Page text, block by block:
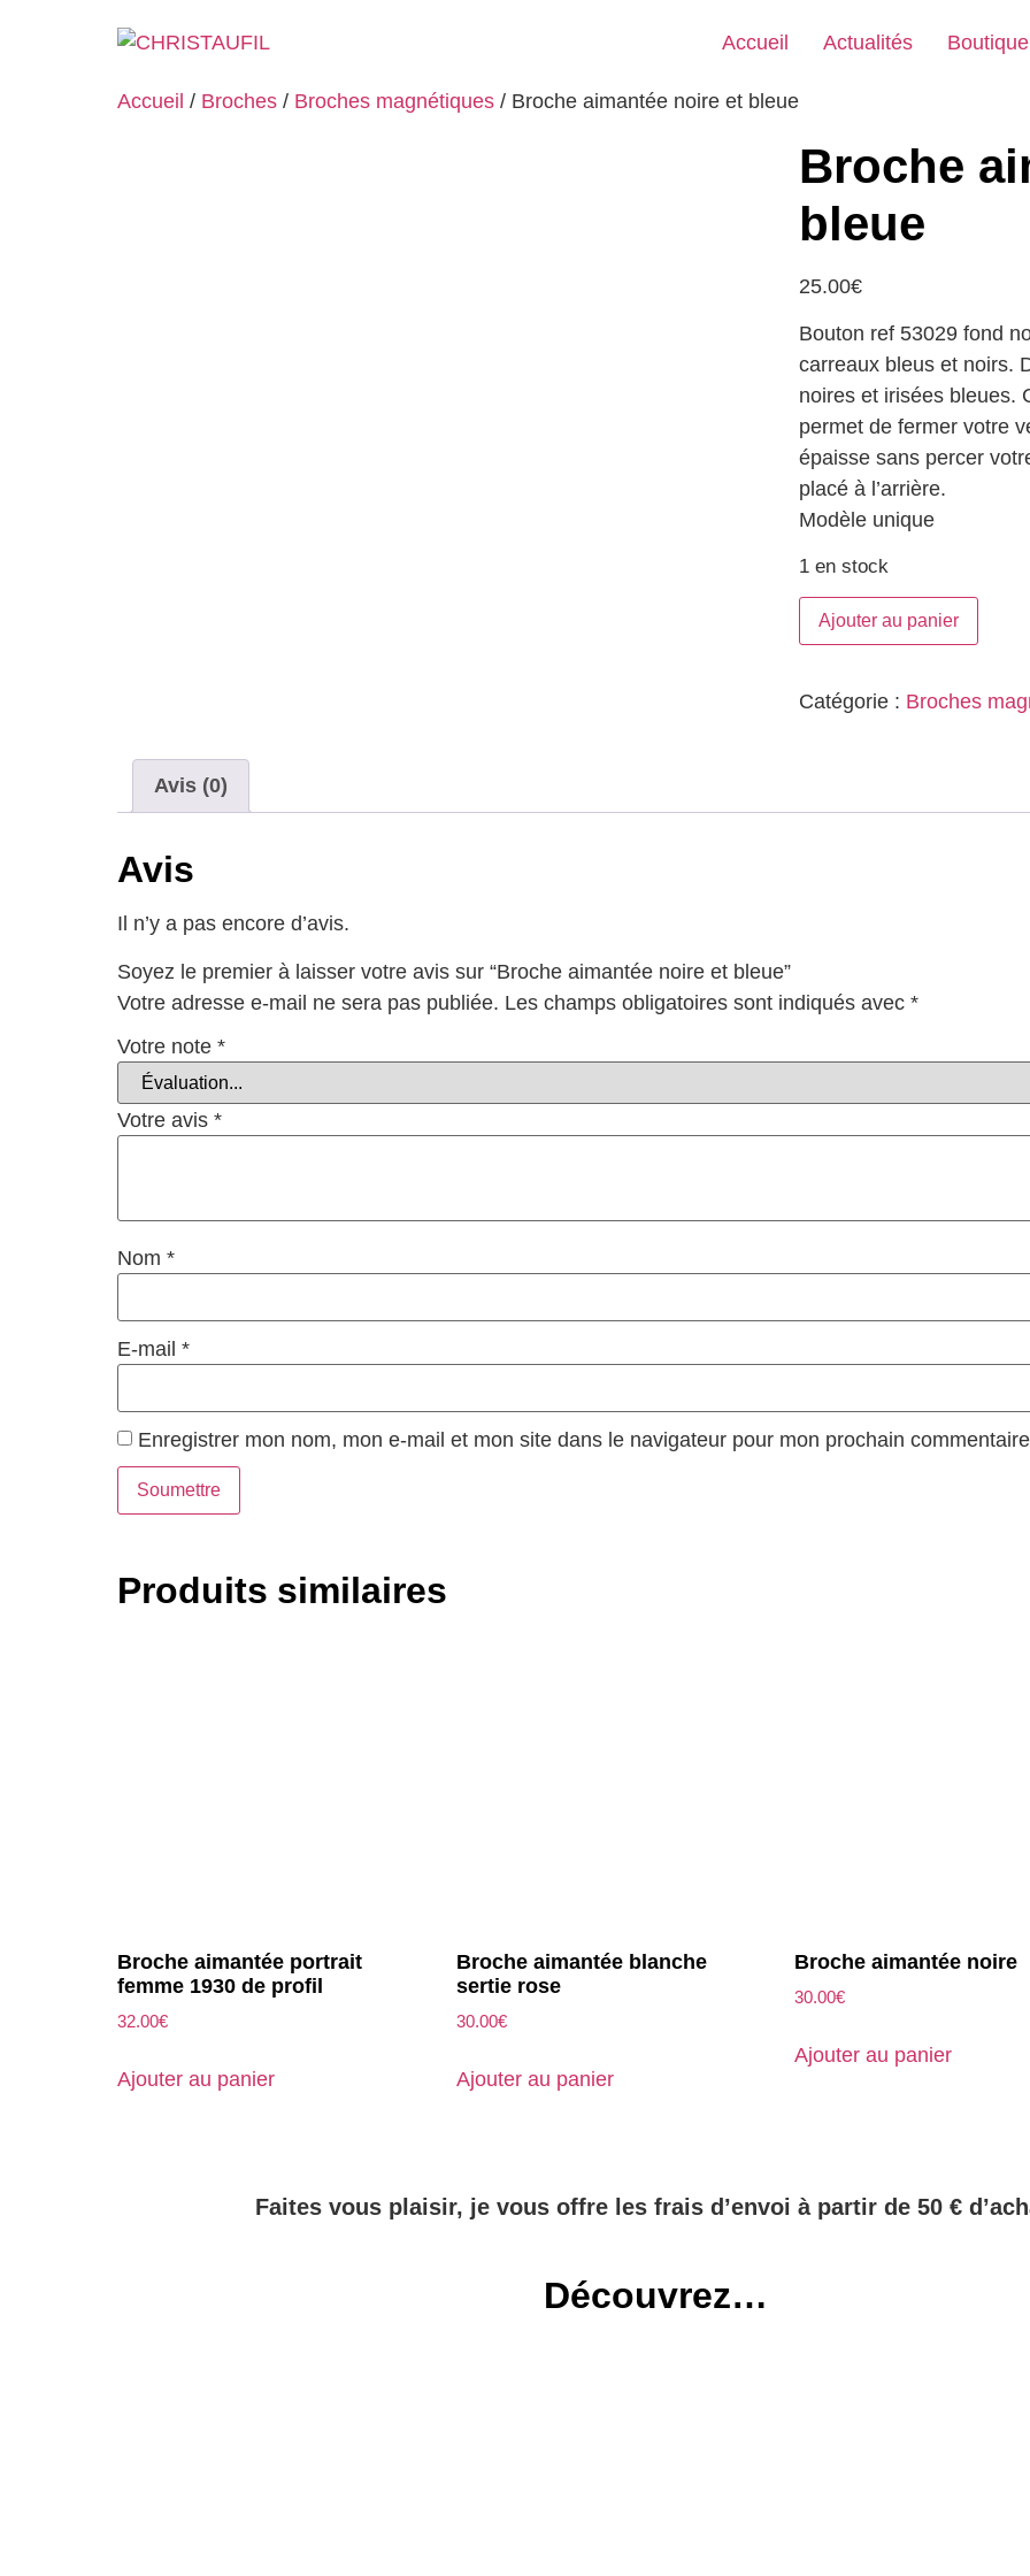
Accueil Actualités Boutique
Accueil / Broches / Broches magnétiques / Broche aimantée noire et bleue
Broche
bleue
25.00€
Bouton ref 53029 fond
carreaux bleus et noirs.
noires et irisées bleues.
permet de fermer votre
épaisse sans percer
placé à l’arrière.
Modèle unique
1 en stock
Ajouter au panier
Catégorie : Broches
Avis (0)
Avis
Il n’y a pas encore d’avis.
Soyez le premier à laisser votre avis sur “Broche aimantée noire et bleue”
Votre adresse e-mail ne sera pas publiée. Les champs obligatoires sont indiqués avec *
Votre note *
Votre avis *
Nom *
E-mail *
Enregistrer mon nom, mon e-mail et mon site dans le navigateur pour mon prochain
Produits similaires
Broche aimantée portrait
femme 1930 de profil
32.00€
Ajouter au panier
Broche aimantée blanche
sertie rose
30.00€
Ajouter au panier
Broche aimantée noire
30.00€
Ajouter au panier
Faites vous plaisir, je vous offre les frais d’envoi à partir de 50 €
Découvrez…